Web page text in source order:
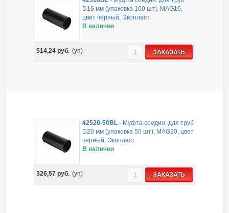
D16 мм (упаковка 100 шт), MAG16,
цвет черный, Экопласт
В наличии
514,24 руб. (уп) ЗАКАЗАТЬ
42520-50BL- Муфта соедин. для труб
D20 мм (упаковка 50 шт), MAG20, цвет
черный, Экопласт
В наличии
326,57 руб. (уп) ЗАКАЗАТЬ